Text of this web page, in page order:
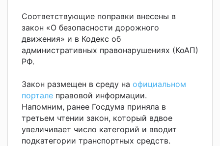
Соответствующие поправки внесены в
закон «О безопасности дорожного
движения» и в Кодекс об
административных правонарушениях (КоАП)
РФ.
Закон размещен в среду на официальном
портале правовой информации.
Напомним, ранее Госдума приняла в
третьем чтении закон, который вдвое
увеличивает число категорий и вводит
подкатегории транспортных средств.